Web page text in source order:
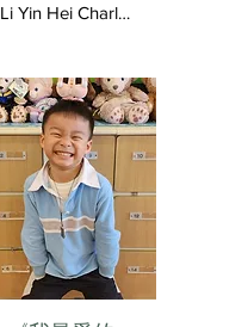
Li Yin Hei Charlotte